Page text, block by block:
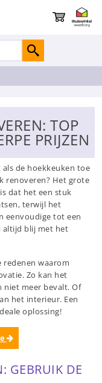
TOP
PRIJZEN
de hoekkeuken toe
renoveren? Het grote
dat het een stuk
terwijl het
eenvoudige tot een
altijd blij met het
redenen waarom
Zo kan het
niet meer bevalt. Of
het interieur. Een
oplossing!
GEBRUIK DE